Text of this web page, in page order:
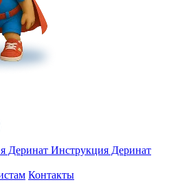
Деринат Инструкция Деринат
Контакты